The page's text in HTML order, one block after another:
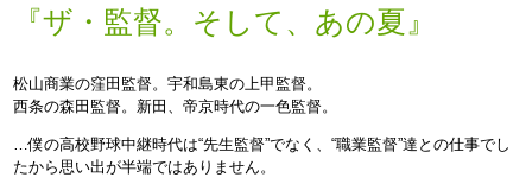
『ザ・監督。そして、あの夏』
松山商業の窪田監督。宇和島東の上甲監督。
西条の森田監督。新田、帝京時代の一色監督。
…僕の高校野球中継時代は“先生監督”でなく、“職業監督”達との仕事でし
たから思い出が半端ではありません。